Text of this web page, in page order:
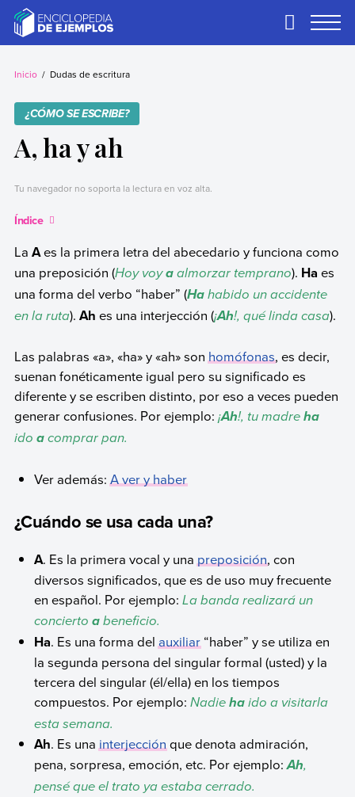
contentEjemplos
Necesitas ejemplos.
Primary
Inicio Dudas de escritura
¿CÓMO SE ESCRIBE?
A, ha y ah
Tu navegador no soporta la lectura en voz alta.
Índice
La Aes la primera letra del abecedario y funciona como
una preposición (Hoy voyaalmorzar temprano). Ha es
una forma del verbo “haber” (Hahabido un accidente
en la ruta). Ah es una interjección (¡Ah!, qué linda casa).
Las palabras «a», «ha» y «ah» sonhomófonas, es decir,
suenan fonéticamente igual pero su significado es
diferente y se escriben distinto, por eso a veces pueden
generar confusiones. Por ejemplo: ¡Ah!, tu madre ha
ido acomprar pan.
Ver además:A ver y haber
¿Cuándo se usa cada una?
A. Es la primera vocal y unapreposición, con
diversos significados, que es de uso muy frecuente
en español. Por ejemplo:La banda realizará un
conciertoa beneficio.
Ha. Es una forma delauxiliar“haber” y se utiliza en
la segunda persona del singular formal (usted) y la
tercera del singular (él/ella) en los tiempos
compuestos. Por ejemplo:Nadieha ido a visitarla
esta semana.
Ah. Es unainterjecciónque denota admiración,
pena, sorpresa, emoción, etc. Por ejemplo:Ah,
pensé que el trato ya estaba cerrado.